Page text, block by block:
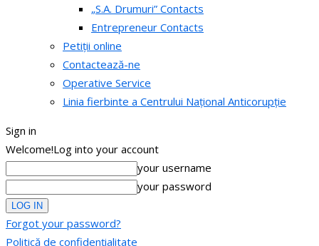
„S.A. Drumuri” Contacts
Entrepreneur Contacts
Petiții online
Contactează-ne
Operative Service
Linia fierbinte a Centrului Național Anticorupție
Sign in
Welcome!Log into your account
your username
your password
Forgot your password?
Politică de confidențialitate